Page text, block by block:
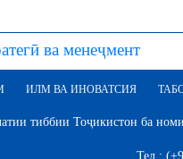
ва менеҷмент
ИЛМ ВА ИНОВАТСИЯ
тиббии Тоҷикистон ба
Тел.: